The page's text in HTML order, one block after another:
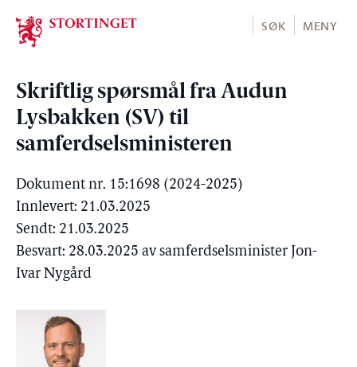
Stortinget.no
SØK MENY
Skriftlig spørsmål fra Audun
Lysbakken (SV) til
samferdselsministeren
Dokument nr. 15:1698 (2024-2025)
Innlevert: 21.03.2025
Sendt: 21.03.2025
Besvart: 28.03.2025 av samferdselsminister Jon-
Ivar Nygård